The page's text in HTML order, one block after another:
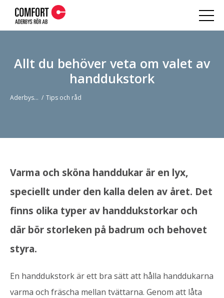
Allt du behöver veta om valet av
handdukstork
Aderbys Rör Tips och råd
Varma och sköna handdukar är en lyx,
speciellt under den kalla delen av året. Det
finns olika typer av handdukstorkar och
där bör storleken på badrum och behovet
styra.
En handdukstork är ett bra sätt att hålla handdukarna
varma och fräscha mellan tvättarna. Genom att låta